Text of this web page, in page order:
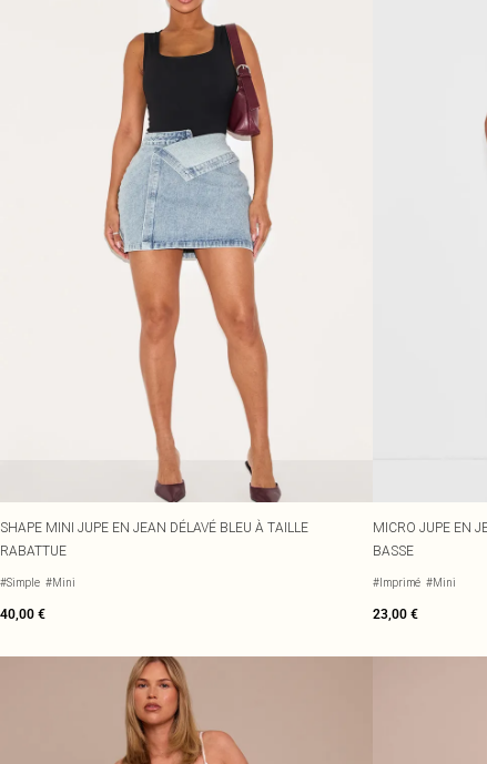
SHAPE MINI JUPE EN JEAN DÉLAVÉ BLEU À TAILLE
RABATTUE
#Simple #Mini
40,00 €
MICRO JUPE EN
BASSE
#Imprimé #Mini
23,00 €